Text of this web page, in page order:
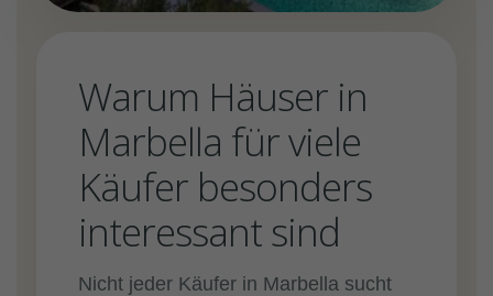
Warum Häuser in
Marbella für viele
Käufer besonders
interessant sind
Nicht jeder Käufer in Marbella sucht